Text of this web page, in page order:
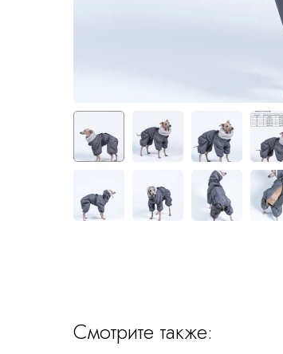
Смотрите также: